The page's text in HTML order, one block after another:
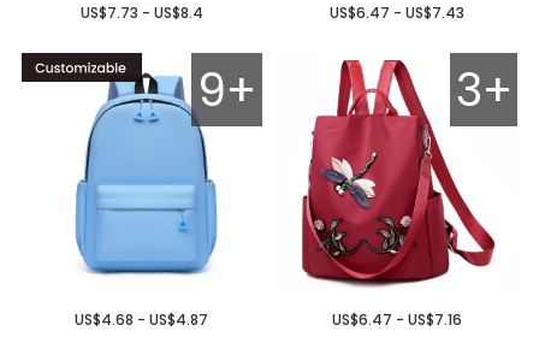
US$7.73 - US$8.4 US$6.47 - US$7.43
9+
US$4.68 - US$4.87
3+
US$6.47 - US$7.16